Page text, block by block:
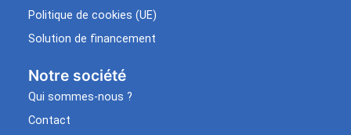
Politique de cookies (UE)
Solution de financement
Notre société
Qui sommes-nous ?
Contact